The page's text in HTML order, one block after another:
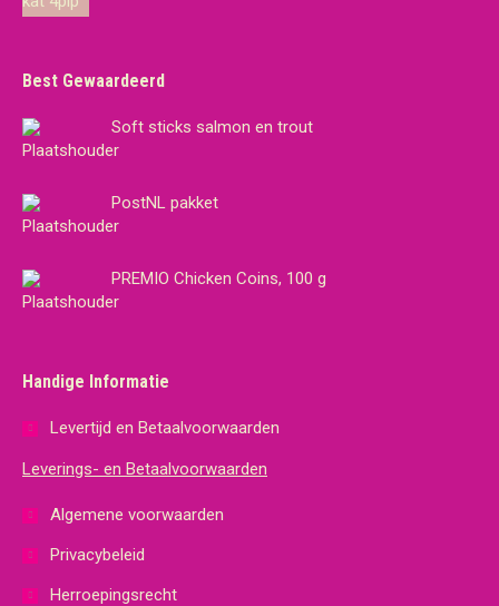
Best Gewaardeerd
Soft sticks salmon en trout
PostNL pakket
PREMIO Chicken Coins, 100 g
Handige Informatie
Levertijd en Betaalvoorwaarden
Leverings- en Betaalvoorwaarden
Algemene voorwaarden
Privacybeleid
Herroepingsrecht